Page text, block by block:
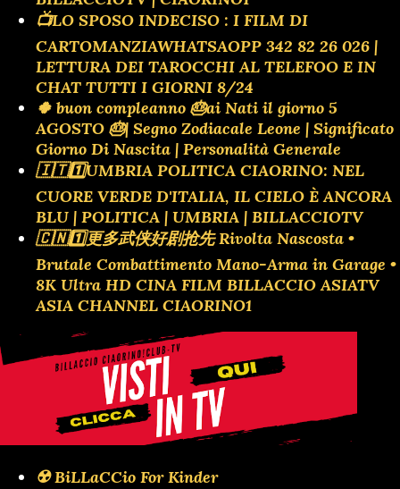
📺LO SPOSO INDECISO : I FILM DI
CARTOMANZIAWHATSAOPP 342 82 26 026 |
LETTURA DEI TAROCCHI AL TELEFOO E IN
CHAT TUTTI I GIORNI 8/24
🍀 buon compleanno 🎂ai Nati il giorno 5
AGOSTO 🎂| Segno Zodiacale Leone | Significato
Giorno Di Nascita | Personalità Generale
🇮🇹1️⃣UMBRIA POLITICA CIAORINO: NEL
CUORE VERDE D'ITALIA, IL CIELO È ANCORA
BLU | POLITICA | UMBRIA | BILLACCIOTV
🇨🇳1️⃣更多武侠好剧抢先 Rivolta Nascosta •
Brutale Combattimento Mano-Arma in Garage •
8K Ultra HD CINA FILM BILLACCIO ASIATV
ASIA CHANNEL CIAORINO1
☢️ BiLLaCCio For Kinder